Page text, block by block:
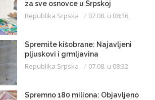
za sve osnovce u Srpskoj
Republika Srpska 07.08. u 08:36
Spremite kišobrane: Najavljeni
pljuskovi i grmljavina
Republika Srpska 07.08. u 08:32
Spremno 180 miliona: Objavljeno